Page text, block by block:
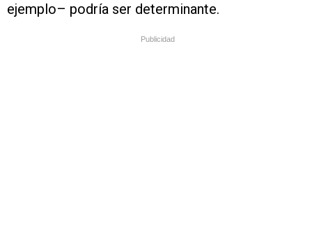
ejemplo– podría ser determinante.
Publicidad